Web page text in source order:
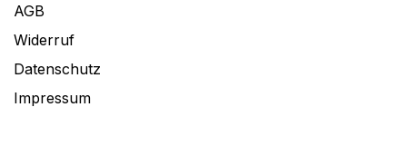
AGB
Widerruf
Datenschutz
Impressum